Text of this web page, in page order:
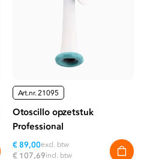
Art.nr.21095
Otoscillo opzetstuk
Professional
€ 89,00excl. btw
€ 107,69incl. btw